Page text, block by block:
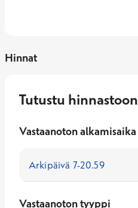
Hinnat
Tutustu hinnastoon
Vastaanoton alkamisaika
Vastaanoton tyyppi